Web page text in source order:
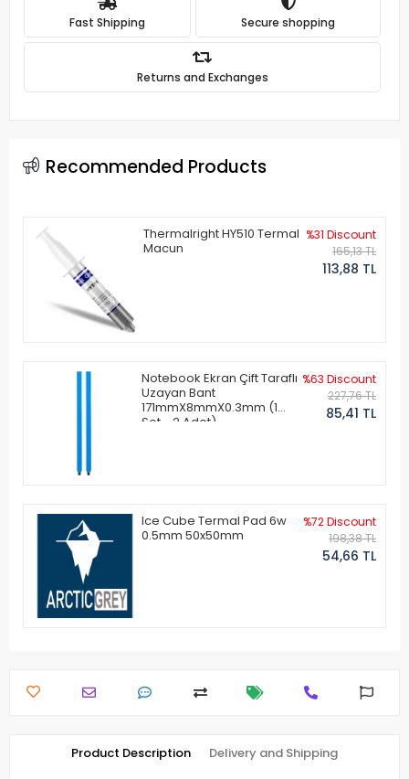
Fast Shipping Secure shopping
Returns and Exchanges
Recommended Products
Thermalright HY510 Termal
Macun
%31 Discount
165,13 TL
113,88 TL
Notebook Ekran Çift Taraflı
Uzayan Bant
171mmX8mmX0.3mm (1
Set - 2 Adet)
%63 Discount
227,76 TL
85,41 TL
Ice Cube Termal Pad 6w
0.5mm 50x50mm
%72 Discount
198,38 TL
54,66 TL
Product Description Delivery and Shipping